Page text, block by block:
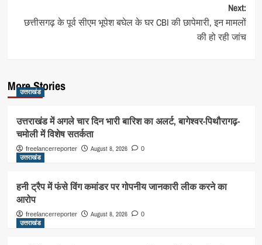
Next:
छत्तीसगढ़ के पूर्व सीएम भूपेश बघेल के घर CBI की छापेमारी, इन मामलों
की हो रही जांच
More Stories
उत्तराखंड
उत्तराखंड में अगले चार दिन भारी बारिश का अलर्ट, बागेश्वर-पिथौरागढ़-
चमोली में विशेष सतर्कता
freelancerreporter August 8, 2026 0
उत्तराखंड
हनी ट्रैप में फंसे विंग कमांडर पर गोपनीय जानकारी लीक करने का
आरोप
freelancerreporter August 8, 2026 0
उत्तराखंड